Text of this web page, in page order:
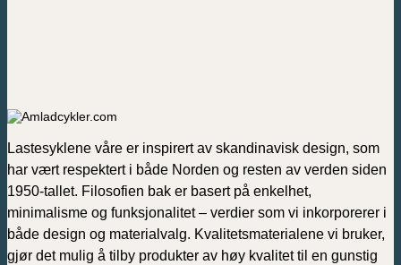
Lastesyklene våre er inspirert av skandinavisk design, som
har vært respektert i både Norden og resten av verden siden
1950-tallet. Filosofien bak er basert på enkelhet,
minimalisme og funksjonalitet – verdier som vi inkorporerer i
både design og materialvalg. Kvalitetsmaterialene vi bruker,
gjør det mulig å tilby produkter av høy kvalitet til en gunstig